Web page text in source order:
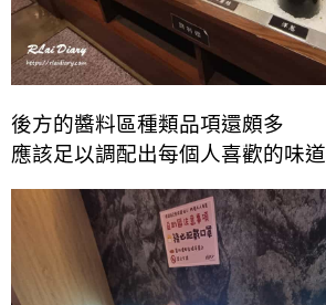
後方的醬料區種類品項還頗多
應該足以調配出每個人喜歡的味道